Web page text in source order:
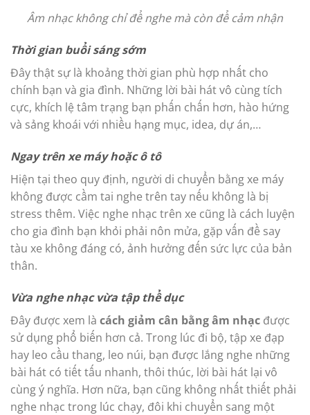
Âm nhạc không chỉ để nghe mà còn để cảm nhận
Thời gian buổi sáng sớm
Đây thật sự là khoảng thời gian phù hợp nhất cho
chính bạn và gia đình. Những lời bài hát vô cùng tích
cực, khích lệ tâm trạng bạn phấn chấn hơn, hào hứng
và sảng khoái với nhiều hạng mục, idea, dự án,…
Ngay trên xe máy hoặc ô tô
Hiện tại theo quy định, người di chuyển bằng xe máy
không được cầm tai nghe trên tay nếu không là bị
stress thêm. Việc nghe nhạc trên xe cũng là cách luyện
cho gia đình bạn khỏi phải nôn mửa, gặp vấn đề say
tàu xe không đáng có, ảnh hưởng đến sức lực của bản
thân.
Vừa nghe nhạc vừa tập thể dục
Đây được xem là cách giảm cân bằng âm nhạc được
sử dụng phổ biến hơn cả. Trong lúc đi bộ, tập xe đạp
hay leo cầu thang, leo núi, bạn được lắng nghe những
bài hát có tiết tấu nhanh, thôi thúc, lời bài hát lại vô
cùng ý nghĩa. Hơn nữa, bạn cũng không nhất thiết phải
nghe nhạc trong lúc chạy, đôi khi chuyển sang một